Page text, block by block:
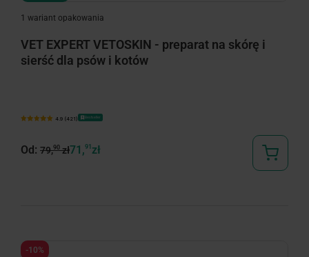
1 wariant opakowania
VET EXPERT VETOSKIN - preparat na skórę i
sierść dla psów i kotów
4.9 (421) Bestseller
Od: 79,90zł71,91 zł
-10%